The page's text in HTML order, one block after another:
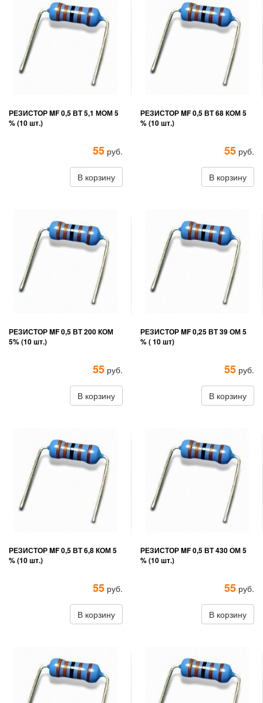
РЕЗИСТОР MF 0,5 ВТ 5,1 МОМ 5
% (10 шт.)
55 руб.
В корзину
РЕЗИСТОР MF 0,5 ВТ 68 КОМ 5
% (10 шт.)
55 руб.
В корзину
РЕЗИСТОР MF 0,5 ВТ 200 КОМ
5% (10 шт.)
55 руб.
В корзину
РЕЗИСТОР MF 0,25 ВТ 39 ОМ 5
% ( 10 шт)
55 руб.
В корзину
РЕЗИСТОР MF 0,5 ВТ 6,8 КОМ 5
% (10 шт.)
55 руб.
В корзину
РЕЗИСТОР MF 0,5 ВТ 430 ОМ 5
% (10 шт.)
55 руб.
В корзину